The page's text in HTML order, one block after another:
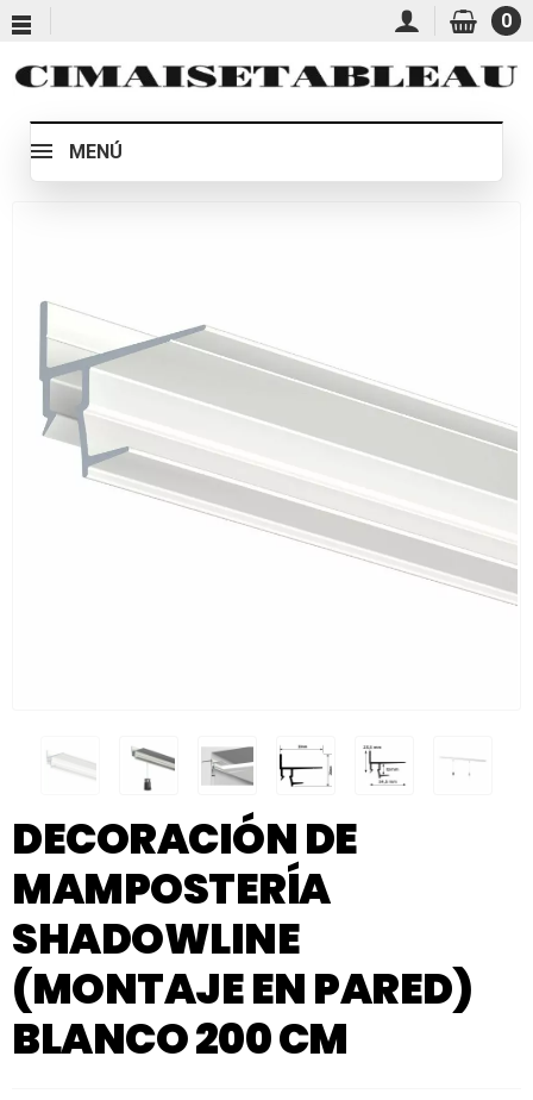
0
MENÚ
DECORACIÓN DE
MAMPOSTERÍA
SHADOWLINE
(MONTAJE EN PARED)
BLANCO 200 CM